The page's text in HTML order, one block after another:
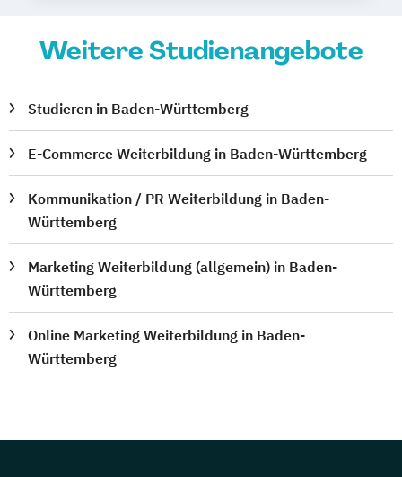
Weitere Studienangebote
Studieren in Baden-Württemberg
E-Commerce Weiterbildung in Baden-Württemberg
Kommunikation / PR Weiterbildung in Baden-
Württemberg
Marketing Weiterbildung (allgemein) in Baden-
Württemberg
Online Marketing Weiterbildung in Baden-
Württemberg